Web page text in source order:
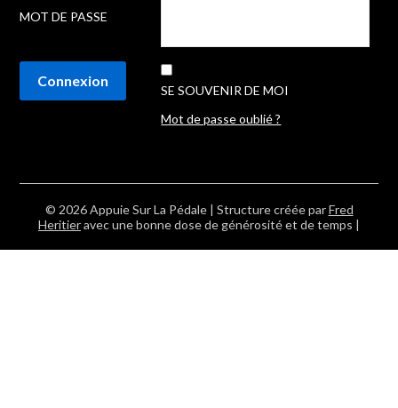
MOT DE PASSE
SE SOUVENIR DE MOI
Mot de passe oublié ?
© 2026 Appuie Sur La Pédale | Structure créée parFred
Heritieravec une bonne dose de générosité et de temps |